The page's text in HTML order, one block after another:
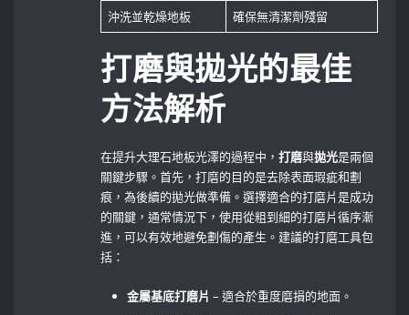
沖洗並乾燥地板
確保無清潔劑殘留
打磨與拋光的最佳
方法解析
在提升大理石地板光澤的過程中，打磨與拋光是兩個
關鍵步驟。首先，打磨的目的是去除表面瑕疵和劃
痕，為後續的拋光做準備。選擇適合的打磨片是成功
的關鍵，通常情況下，使用從粗到細的打磨片循序漸
進，可以有效地避免劃傷的產生。建議的打磨工具包
括：
金屬基底打磨片 – 適合於重度磨損的地面。